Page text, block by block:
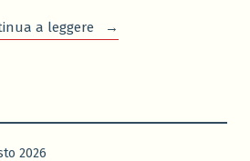
a leggere
“Una
2026